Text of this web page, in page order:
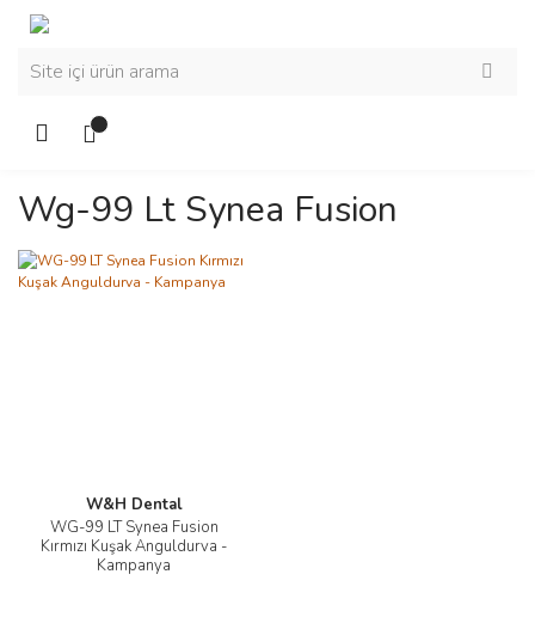
Wg-99 Lt Synea Fusion
W&H Dental
WG-99 LT Synea Fusion
Kırmızı Kuşak Anguldurva -
Kampanya